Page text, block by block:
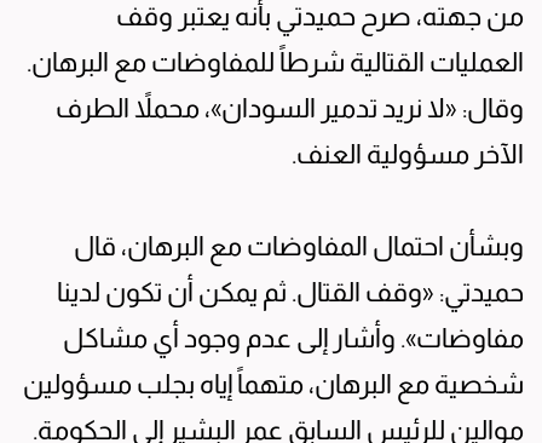
من جهته، صرح حميدتي بأنه يعتبر وقف
العمليات القتالية شرطاً للمفاوضات مع البرهان.
وقال: «لا نريد تدمير السودان»، محملاً الطرف
الآخر مسؤولية العنف.
وبشأن احتمال المفاوضات مع البرهان، قال
حميدتي: «وقف القتال. ثم يمكن أن تكون لدينا
مفاوضات». وأشار إلى عدم وجود أي مشاكل
شخصية مع البرهان، متهماً إياه بجلب مسؤولين
موالين للرئيس السابق عمر البشير إلى الحكومة.